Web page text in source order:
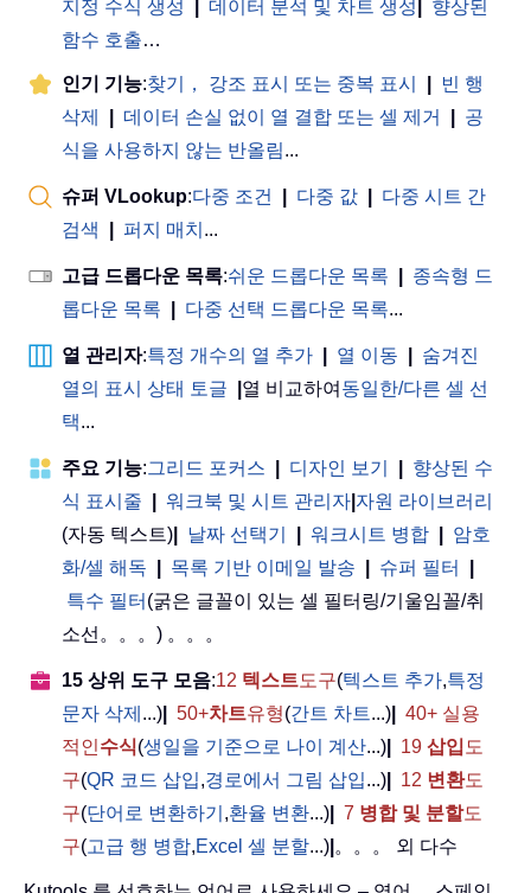
지정 수식 생성
데이터 분석 및 차트 생성
향상된
함수 호출…
인기 기능:찾기， 강조 표시 또는 중복 표시
빈 행
삭제
데이터 손실 없이 열 결합 또는 셀 제거
공
식을 사용하지 않는 반올림...
슈퍼 VLookup:다중 조건 다중 값
다중 시트 간
검색
퍼지 매치 ...
고급 드롭다운 목록:쉬운 드롭다운 목록
종속형 드
롭다운 목록
다중 선택 드롭다운 목록...
열 관리자:특정 개수의 열 추가 열 이동
숨겨진
열의 표시 상태 토글
열 비교하여 동일한/다른 셀 선
택...
주요 기능:그리드 포커스 디자인 보기
향상된 수
식 표시줄
워크북 및 시트 관리자 자원 라이브러리
(자동 텍스트)
날짜 선택기 워크시트 병합
암호
화/셀 해독
목록 기반 이메일 발송 슈퍼 필터
특수 필터 (굵은 글꼴이 있는 셀 필터링/기울임꼴/취
소선。。。) 。。。
15 상위 도구 모음:12 텍스트도구(텍스트 추가,특정
문자 삭제 ...) 50+차트유형(간트 차트...)
40+ 실용
적인수식(생일을 기준으로 나이 계산...) 19 삽입 도
구(QR 코드 삽입,경로에서 그림 삽입...) 12 변환도
구(단어로 변환하기 ,환율 변환...) 7 병합 및 분할도
구(고급 행 병합,Excel 셀 분할...) 。。。 외 다수